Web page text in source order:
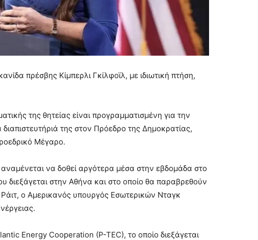
πρέσβης Κίμπερλι Γκίλφοϊλ, με ιδιωτική πτήση,
της θητείας είναι προγραμματισμένη για την
της στον Πρόεδρο της Δημοκρατίας,
Μέγαρο.
αναμένεται να δοθεί αργότερα μέσα στην εβδομάδα στο
διεξάγεται στην Αθήνα και στο οποίο θα παραβρεθούν
ο Αμερικανός υπουργός Εσωτερικών Νταγκ
Energy Cooperation (P-TEC), το οποίο διεξάγεται